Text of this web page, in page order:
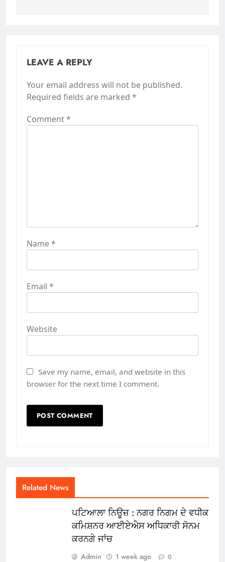
LEAVE A REPLY
Your email address will not be published.
Required fields are marked *
Comment*
Name*
Email *
Website
Save my name, email, and website in this
browser for the next time I comment.
Related News
ਪਟਿਆਲਾ ਨਿਊਜ਼ : ਨਗਰ ਨਿਗਮ ਦੇ ਵਧੀਕ
ਕਮਿਸ਼ਨਰ ਆਈਏਐਸ ਅਧਿਕਾਰੀ ਸੋਨਮ
ਕਰਨਗੇ ਜਾਂਚ
Admin 1 week ago 0